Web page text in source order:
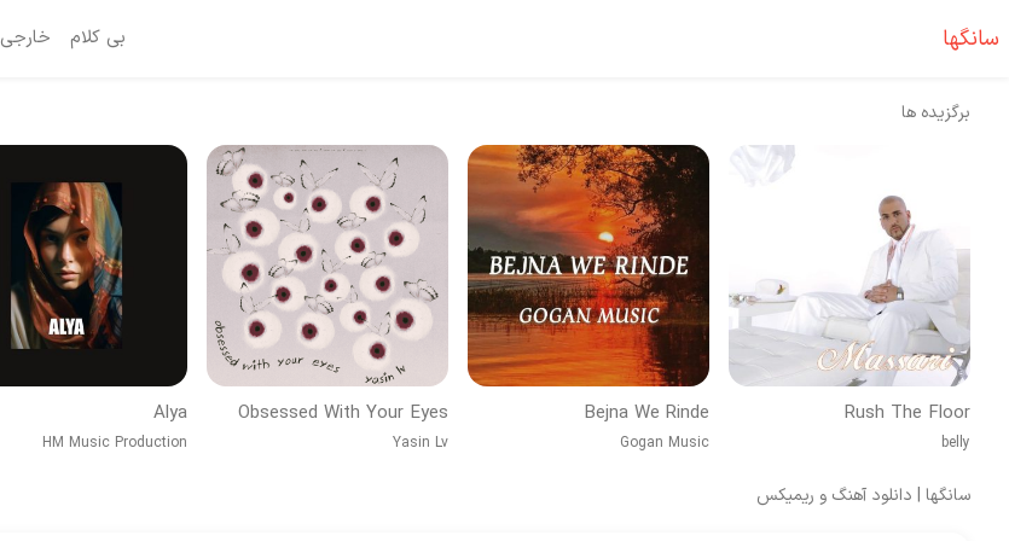
سانگها بی کلام خارجی
برگزیده ها
Rush The Floor
belly
Bejna We Rinde
Gogan Music
Obsessed With Your Eyes
Yasin Lv
Alya
HM Music Production
سانگها | دانلود آهنگ و ریمیکس